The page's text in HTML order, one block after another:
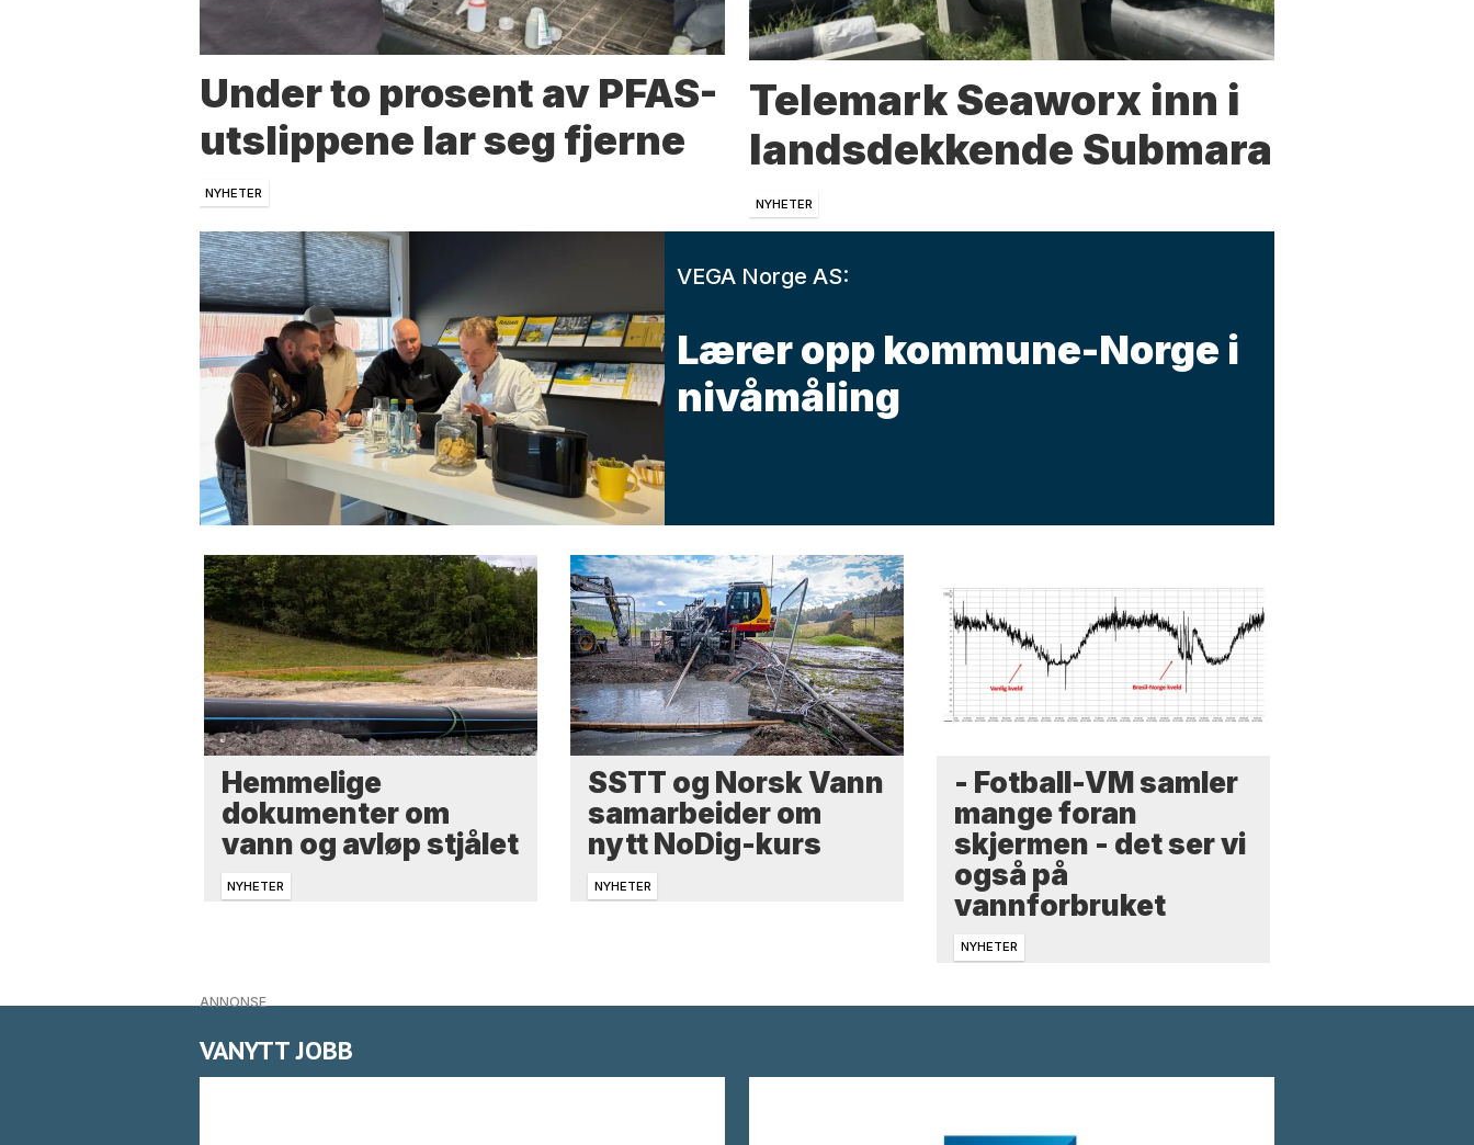
Under to prosent av PFAS-
utslippene lar seg fjerne
NYHETER
Telemark Seaworx inn i
landsdekkende Submara
NYHETER
VEGA Norge AS:
Lærer opp kommune-Norge i
nivåmåling
Hemmelige
dokumenter om
vann og avløp stjålet
NYHETER
SSTT og Norsk Vann
samarbeider om
nytt NoDig-kurs
NYHETER
- Fotball-VM samler
mange foran
skjermen - det ser vi
også på
vannforbruket
NYHETER
ANNONSE
VANYTT JOBB